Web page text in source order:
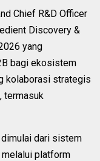
Chief R&D Officer
Discovery &
yang
bagi ekosistem
kolaborasi strategis
termasuk
dimulai dari sistem
melalui platform